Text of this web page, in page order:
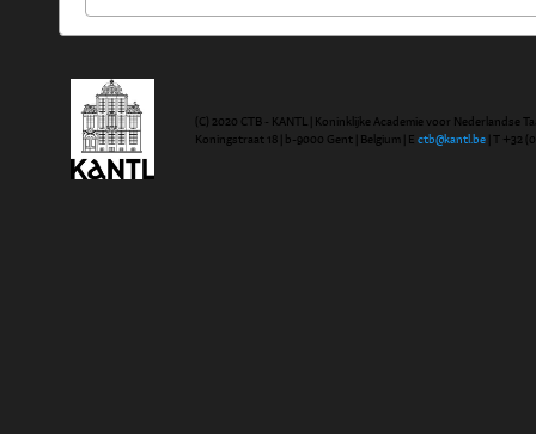
(C) 2020 CTB - KANTL | Koninklijke Academie voor Nederlandse
Koningstraat 18 | b-9000 Gent | Belgium | E ctb@kantl.be | T +32